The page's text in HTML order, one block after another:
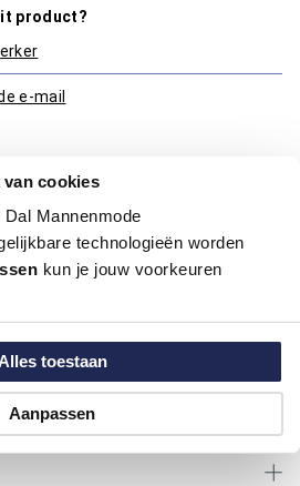
van cookies
Mannenmode
technologieën worden
kun je jouw voorkeuren
toestaan
Aanpassen
product?
e-mail
20
Navy
elementen motief